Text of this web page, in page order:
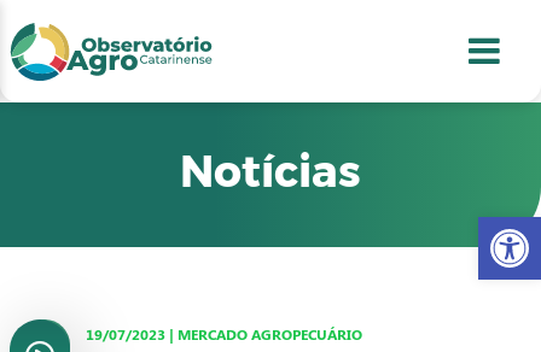
2
3
4
Notícias
19/07/2023 | MERCADO AGROPECUÁRIO